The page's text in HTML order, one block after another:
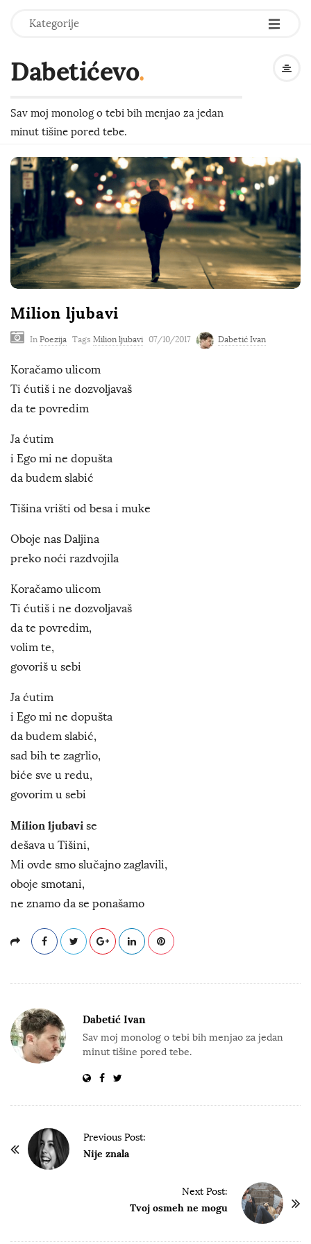
Kategorije -
-
-
Dabetićevo.
Sav moj monolog o tebi bih menjao za jedan
minut tišine pored tebe.
Milion ljubavi
In Poezija Tags Milion ljubavi 07/10/2017 Dabetić Ivan
Koračamo ulicom
Ti ćutiš i ne dozvoljavaš
da te povredim
Ja ćutim
i Ego mi ne dopušta
da budem slabić
Tišina vrišti od besa i muke
Oboje nas Daljina
preko noći razdvojila
Koračamo ulicom
Ti ćutiš i ne dozvoljavaš
da te povredim,
volim te,
govoriš u sebi
Ja ćutim
i Ego mi ne dopušta
da budem slabić,
sad bih te zagrlio,
biće sve u redu,
govorim u sebi
Milion ljubavi se
dešava u Tišini,
Mi ovde smo slučajno zaglavili,
oboje smotani,
ne znamo da se ponašamo
Dabetić Ivan
Sav moj monolog o tebi bih menjao za jedan
minut tišine pored tebe.
Previous Post:
Nije znala
Next Post:
Tvoj osmeh ne mogu